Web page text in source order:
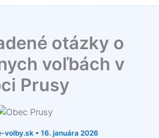
otázky o
voľbách v
Prusy
volby.sk • 16. januára 2026